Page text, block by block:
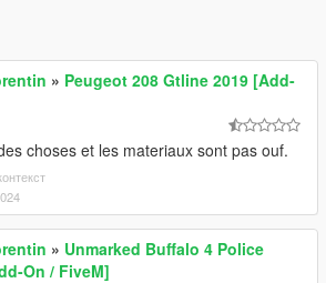
» Peugeot 208 Gtline 2019 [Add-
choses et les materiaux sont pas ouf.
» Unmarked Buffalo 4 Police
On / FiveM]